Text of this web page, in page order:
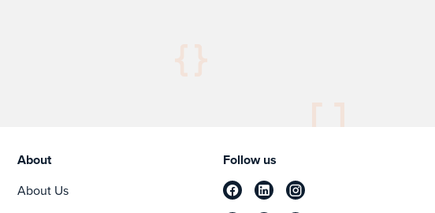
About
About Us
Follow us